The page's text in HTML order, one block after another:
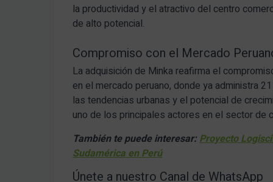
la productividad y el atractivo del centro
de alto potencial.
Compromiso con el Mercado
La adquisición de Minka reafirma el
en el mercado peruano, donde ya administra
las tendencias urbanas y el potencial de
uno de los principales actores en el sector de
También te puede interesar:Proyecto
Sudamérica en Perú
Únete a nuestro Canal de WhatsApp